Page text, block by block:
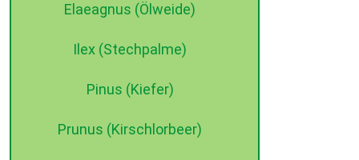
Elaeagnus (Ölweide)
Ilex (Stechpalme)
Pinus (Kiefer)
Prunus (Kirschlorbeer)